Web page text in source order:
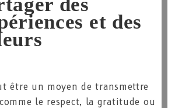
et des
être un moyen de transmettre
le respect, la gratitude ou